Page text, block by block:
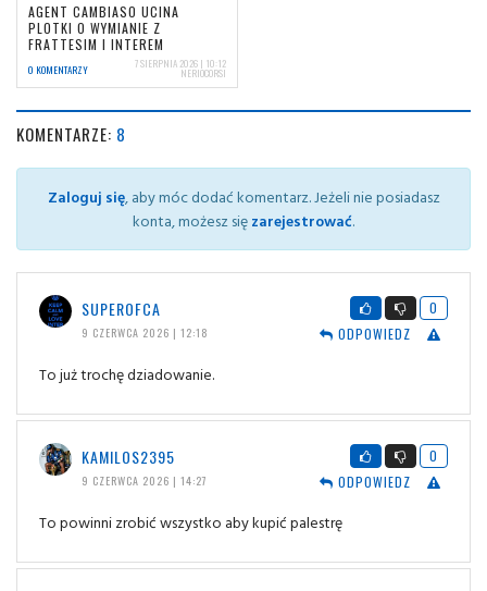
AGENT CAMBIASO UCINA
PLOTKI O WYMIANIE Z
FRATTESIM I INTEREM
0 KOMENTARZY 7 SIERPNIA 2026 | 10:12
NERIOCORSI
KOMENTARZE: 8
Zaloguj się, aby móc dodać komentarz. Jeżeli nie posiadasz
konta, możesz sięzarejestrować.
SUPEROFCA
9 CZERWCA 2026 | 12:18
0
ODPOWIEDZ
To już trochę dziadowanie.
KAMILOS2395
9 CZERWCA 2026 | 14:27
0
ODPOWIEDZ
To powinni zrobić wszystko aby kupić palestrę